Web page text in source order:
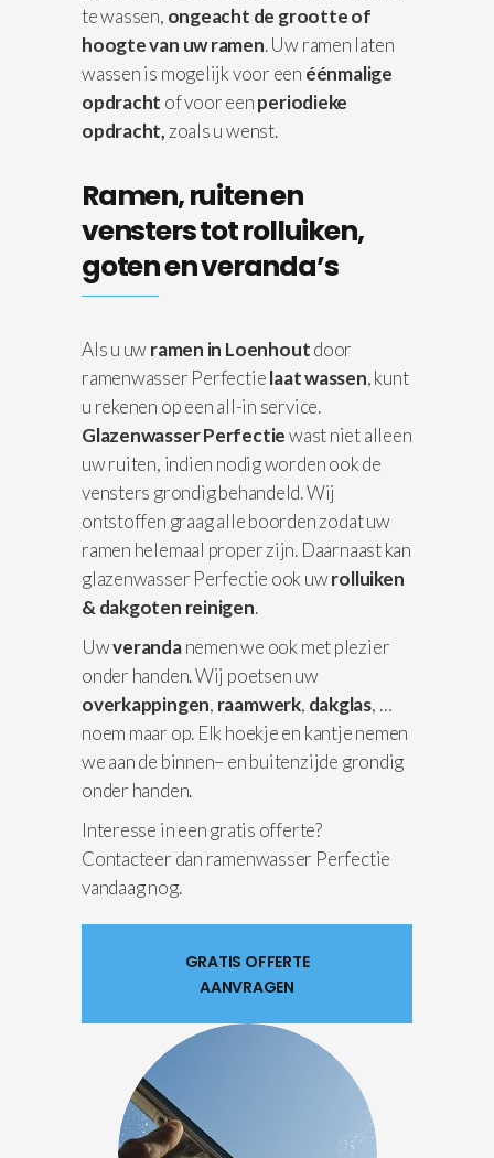
te wassen, ongeacht de grootte of
hoogte van uw ramen. Uw ramen laten
wassen is mogelijk voor een éénmalige
opdracht of voor eenperiodieke
opdracht, zoals u wenst.
Ramen, ruiten en
vensters tot rolluiken,
goten en veranda’s
Als u uwramen in Loenhoutdoor
ramenwasser Perfectielaat wassen, kunt
u rekenen op een all-in service.
Glazenwasser Perfectiewast niet alleen
uw ruiten, indien nodig worden ook de
vensters grondig behandeld. Wij
ontstoffen graag alle boorden zodat uw
ramen helemaal proper zijn. Daarnaast kan
glazenwasser Perfectie ook uwrolluiken
& dakgoten reinigen.
Uwverandanemen we ook met plezier
onder handen. Wij poetsen uw
overkappingen, raamwerk, dakglas, …
noem maar op. Elk hoekje en kantje nemen
we aan de binnen– en buitenzijde grondig
onder handen.
Interesse in een gratis offerte?
Contacteer dan ramenwasser Perfectie
vandaag nog.
GRATIS OFFERTE
AANVRAGEN